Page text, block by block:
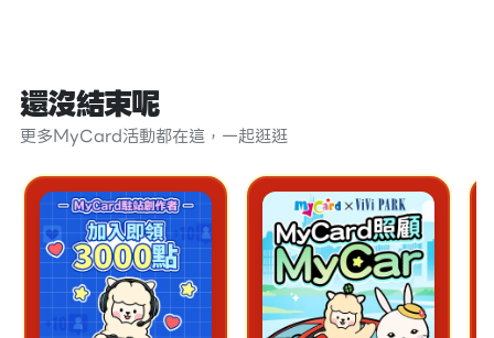
還沒結束呢
更多MyCard活動都在這，一起逛逛